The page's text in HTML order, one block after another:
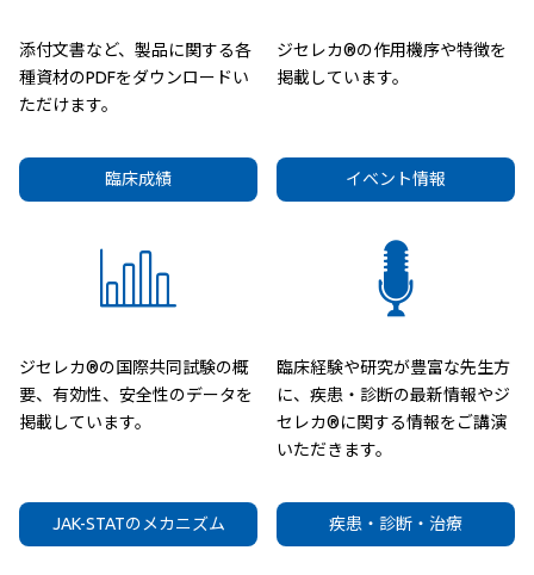
添付文書など、製品に関する各
種資材のPDFをダウンロードい
ただけます。
ジセレカ®の作用機序や特徴を
掲載しています。
臨床成績
ジセレカ®の国際共同試験の概
要、有効性、安全性のデータを
掲載しています。
イベント情報
臨床経験や研究が豊富な先生方
に、疾患・診断の最新情報やジ
セレカ®に関する情報をご講演
いただきます。
JAK-STATのメカニズム 疾患・診断・治療